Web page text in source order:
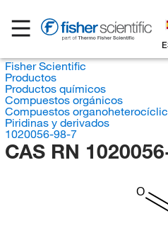
Fisher Scientific
Productos
Productos químicos
Compuestos orgánicos
Compuestos
Piridinas y derivados
1020056-98-7
CAS RN
O